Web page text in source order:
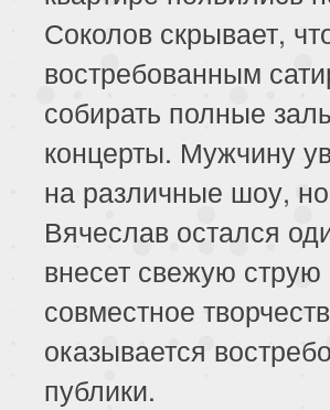
Соколов скрывает,
востребованным
собирать полные
концерты. Мужчину
на различные шоу,
Вячеслав остался
внесет свежую струю
совместное
оказывается
публики.